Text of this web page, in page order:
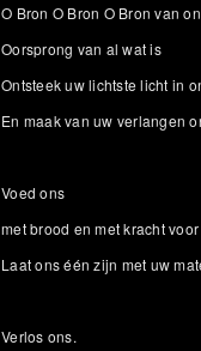
O Bron O Bron O Bron van
Oorsprong van al wat is
Ontsteek uw lichtste licht in
En maak van uw verlangen
Voed ons
met brood en met kracht
Laat ons één zijn met uw
Verlos ons.